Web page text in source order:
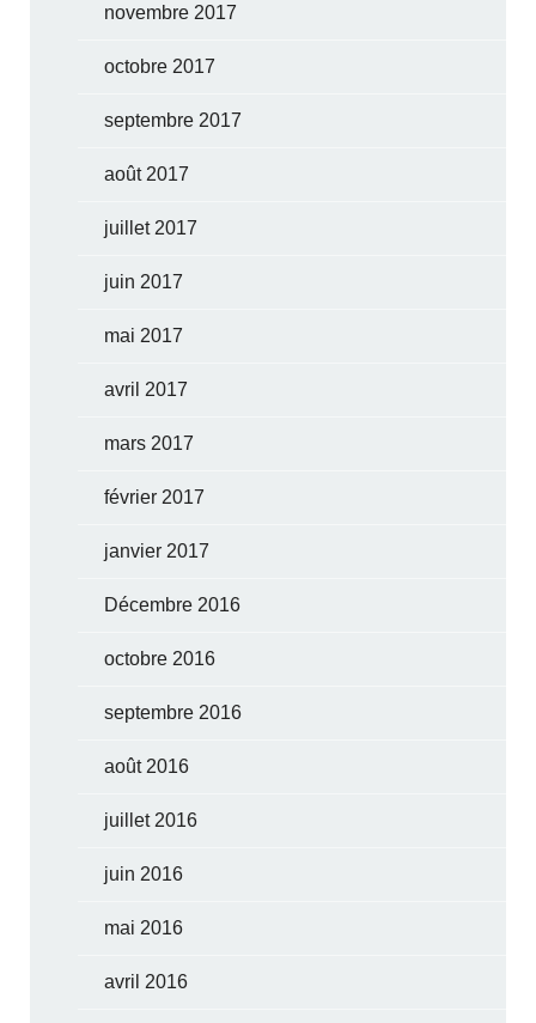
novembre 2017
octobre 2017
septembre 2017
août 2017
juillet 2017
juin 2017
mai 2017
avril 2017
mars 2017
février 2017
janvier 2017
Décembre 2016
octobre 2016
septembre 2016
août 2016
juillet 2016
juin 2016
mai 2016
avril 2016